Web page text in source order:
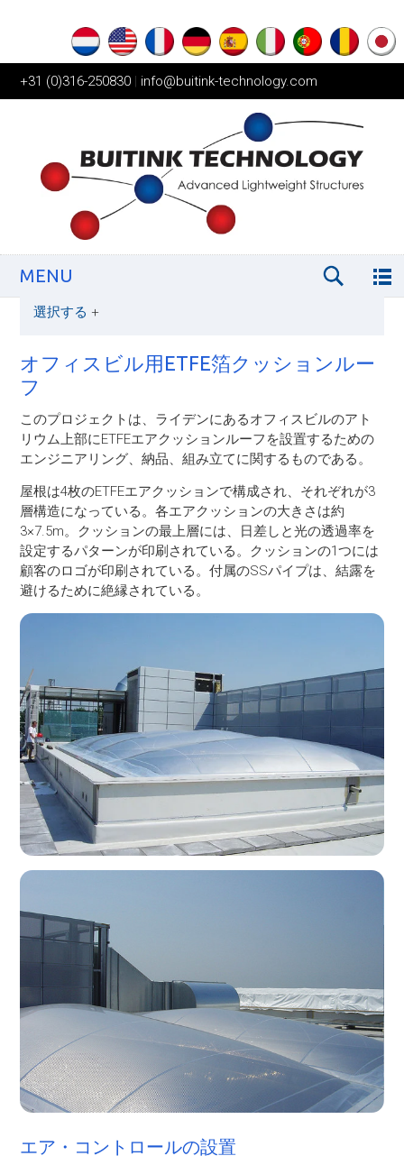
+31 (0)316-250830 | info@buitink-technology.com
MENU
選択する +
オフィスビル用ETFE箔クッションルー
フ
このプロジェクトは、ライデンにあるオフィスビルのアト
リウム上部にETFEエアクッションルーフを設置するための
エンジニアリング、納品、組み立てに関するものである。
屋根は4枚のETFEエアクッションで構成され、それぞれが3
層構造になっている。各エアクッションの大きさは約
3×7.5m。クッションの最上層には、日差しと光の透過率を
設定するパターンが印刷されている。クッションの1つには
顧客のロゴが印刷されている。付属のSSパイプは、結露を
避けるために絶縁されている。
エア・コントロールの設置